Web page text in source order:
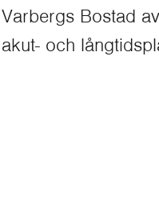
Varbergs Bostad
akut- och